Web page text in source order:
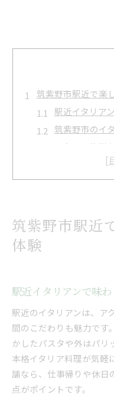
筑紫野市駅近で楽
駅近イタリア
筑紫野市のイ
アクセス抜群
駅近イタリア
筑紫野市イタ
女子会にぴっ
駅近イタリア
駅から近いイ
筑紫野市の駅
手軽に楽しめ
イタリアンラ
筑紫野市の人
駅近イタリア
筑紫野市駅近
体験
駅近イタリアンで味
駅近のイタリアンは、ア
間のこだわりも魅力です
かしたパスタや外はパリ
本格イタリア料理が気軽
舗なら、仕事帰りや休日
点がポイントです。